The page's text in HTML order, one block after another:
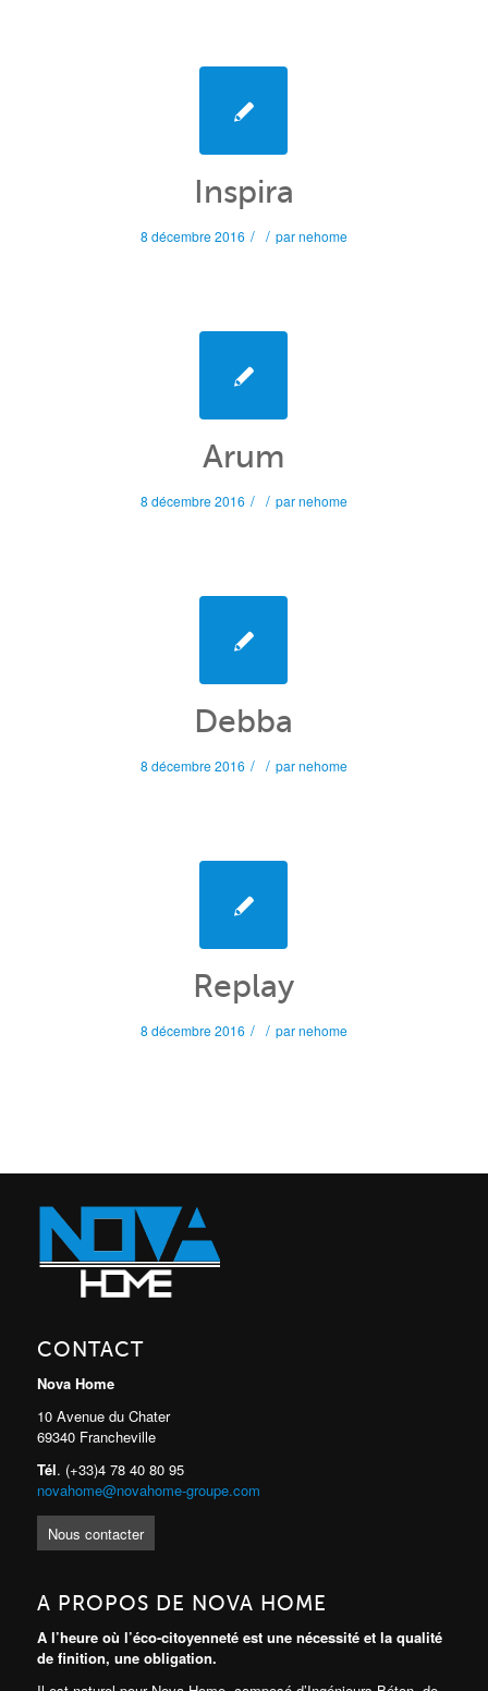
Inspira
8 décembre 2016 / / parnehome
Arum
8 décembre 2016 / / parnehome
Debba
8 décembre 2016 / / parnehome
Replay
8 décembre 2016 / / parnehome
CONTACT
Nova Home
10 Avenue du Chater
69340 Francheville
Tél. (+33)4 78 40 80 95
novahome@novahome-groupe.com
Nous contacter
A PROPOS DE NOVA HOME
A l’heure où l’éco-citoyenneté est une nécessité et la qualité
de finition, une obligation.